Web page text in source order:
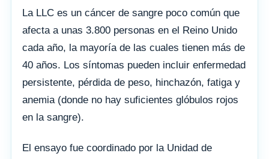
La LLC es un cáncer de sangre poco común que
afecta a unas 3.800 personas en el Reino Unido
cada año, la mayoría de las cuales tienen más de
40 años. Los síntomas pueden incluir enfermedad
persistente, pérdida de peso, hinchazón, fatiga y
anemia (donde no hay suficientes glóbulos rojos
en la sangre).
El ensayo fue coordinado por la Unidad de